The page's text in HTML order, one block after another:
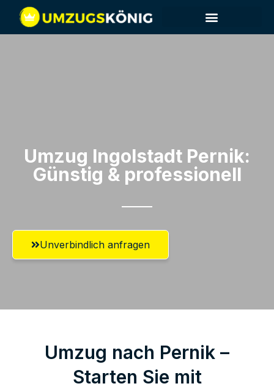
Umzug Ingolstadt​ Pernik:
Günstig & professionell​
Unverbindlich anfragen
Umzug nach Pernik –
Starten Sie mit